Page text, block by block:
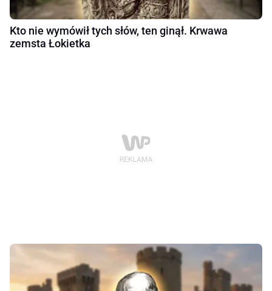
Kto nie wymówił tych słów, ten ginął. Krwawa
zemsta Łokietka